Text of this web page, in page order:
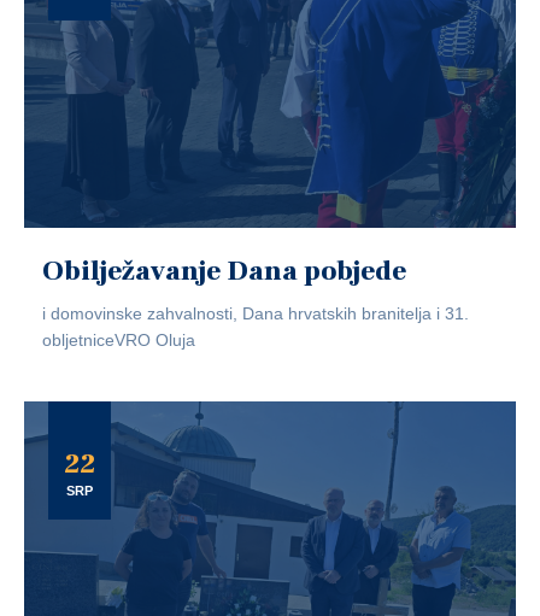
Obilježavanje Dana pobjede
i domovinske zahvalnosti, Dana hrvatskih branitelja i 31.
obljetniceVRO Oluja
22
SRP